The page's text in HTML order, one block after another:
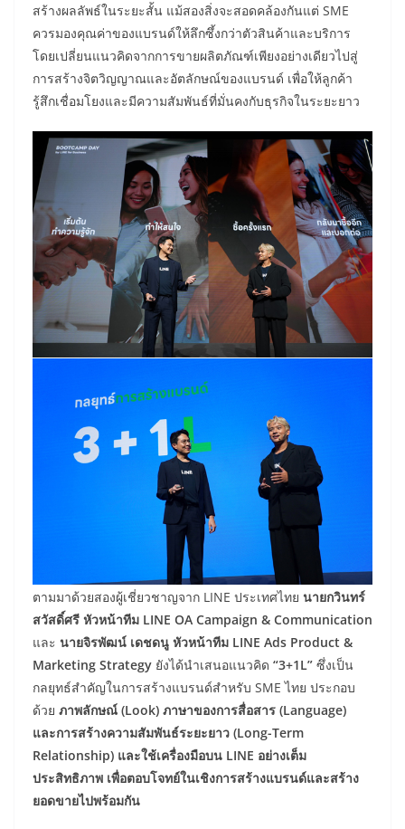
สร้างผลลัพธ์ในระยะสั้น แม้สองสิ่งจะสอดคล้องกันแต่ SME
ควรมองคุณค่าของแบรนด์ให้ลึกซึ้งกว่าตัวสินค้าและบริการ
โดยเปลี่ยนแนวคิดจากการขายผลิตภัณฑ์เพียงอย่างเดียวไปสู่
การสร้างจิตวิญญาณและอัตลักษณ์ของแบรนด์ เพื่อให้ลูกค้า
รู้สึกเชื่อมโยงและมีความสัมพันธ์ที่มั่นคงกับธุรกิจในระยะยาว
ตามมาด้วยสองผู้เชี่ยวชาญจาก LINE ประเทศไทย นายกวินทร์
สวัสดิ์ศรี หัวหน้าทีม LINE OA Campaign & Communication
และ นายจิรพัฒน์ เดชดนู หัวหน้าทีม LINE Ads Product &
Marketing Strategy ยังได้นำเสนอแนวคิด “3+1L” ซึ่งเป็น
กลยุทธ์สำคัญในการสร้างแบรนด์สำหรับ SME ไทย ประกอบ
ด้วย ภาพลักษณ์ (Look) ภาษาของการสื่อสาร (Language)
และการสร้างความสัมพันธ์ระยะยาว (Long-Term
Relationship) และใช้เครื่องมือบน LINE อย่างเต็ม
ประสิทธิภาพ เพื่อตอบโจทย์ในเชิงการสร้างแบรนด์และสร้าง
ยอดขายไปพร้อมกัน